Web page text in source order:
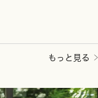
もっと見る